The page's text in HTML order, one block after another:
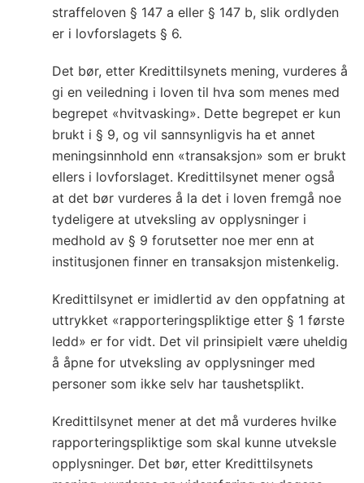
straffeloven § 147 a eller § 147 b, slik ordlyden
er i lovforslagets § 6.
Det bør, etter Kredittilsynets mening, vurderes å
gi en veiledning i loven til hva som menes med
begrepet «hvitvasking». Dette begrepet er kun
brukt i § 9, og vil sannsynligvis ha et annet
meningsinnhold enn «transaksjon» som er brukt
ellers i lovforslaget. Kredittilsynet mener også
at det bør vurderes å la det i loven fremgå noe
tydeligere at utveksling av opplysninger i
medhold av § 9 forutsetter noe mer enn at
institusjonen finner en transaksjon mistenkelig.
Kredittilsynet er imidlertid av den oppfatning at
uttrykket «rapporteringspliktige etter § 1 første
ledd» er for vidt. Det vil prinsipielt være uheldig
å åpne for utveksling av opplysninger med
personer som ikke selv har taushetsplikt.
Kredittilsynet mener at det må vurderes hvilke
rapporteringspliktige som skal kunne utveksle
opplysninger. Det bør, etter Kredittilsynets